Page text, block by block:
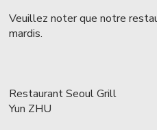
Veuillez noter que notre
mardis.
Restaurant Seoul Grill
Yun ZHU